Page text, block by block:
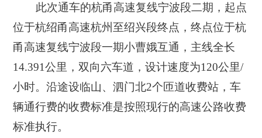
此次通车的杭甬高速复线宁波段二期，起点
位于杭绍甬高速杭州至绍兴段终点，终点位于杭
甬高速复线宁波段一期小曹娥互通，主线全长
14.391公里，双向六车道，设计速度为120公里/
小时。沿途设临山、泗门北2个匝道收费站，车
辆通行费的收费标准是按照现行的高速公路收费
标准执行。